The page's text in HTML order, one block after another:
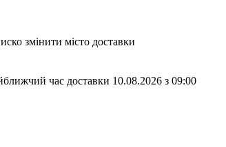
змінити місто доставки
час доставки 10.08.2026 з 09:00